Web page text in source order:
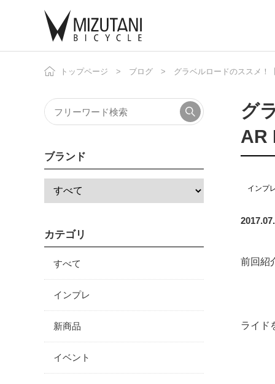
自
トップページ ブログ グラベルロードのススメ！
グ
AR
インプ
前回紹
ライド
ブランド
カテゴリ
すべて
インプレ
新商品
イベント